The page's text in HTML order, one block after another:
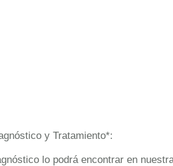
y Tratamiento*:
lo podrá encontrar en